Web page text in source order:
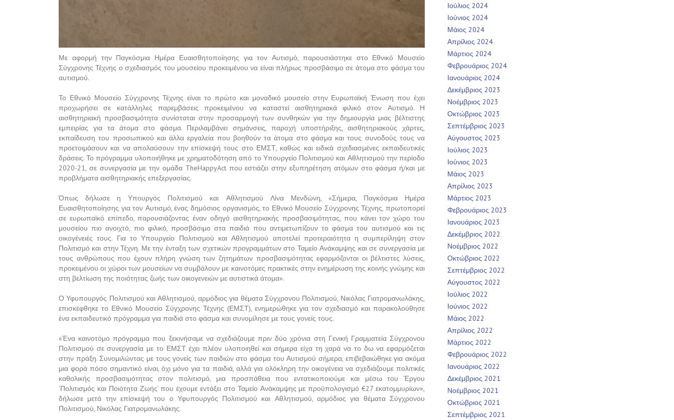
Με αφορμή την Παγκόσμια Ημέρα Ευαισθητοποίησης για τον Αυτισμό, παρουσιάστηκε στο Εθνικό Μουσείο
Σύγχρονης Τέχνης ο σχεδιασμός του μουσείου προκειμένου να είναι πλήρως προσβάσιμο σε άτομα στο φάσμα του
αυτισμού.
Το Εθνικό Μουσείο Σύγχρονης Τέχνης είναι το πρώτο και μοναδικό μουσείο στην Ευρωπαϊκή Ένωση που έχει
προχωρήσει σε κατάλληλες παρεμβάσεις προκειμένου να καταστεί αισθητηριακά φιλικό στον Αυτισμό. Η
αισθητηριακή προσβασιμότητα συνίσταται στην προσαρμογή των συνθηκών για την δημιουργία μιας βέλτιστης
εμπειρίας για τα άτομα στο φάσμα. Περιλαμβάνει σημάνσεις, παροχή υποστήριξης, αισθητηριακούς χάρτες,
εκπαίδευση του προσωπικού και άλλα εργαλεία που βοηθούν τα άτομα στο φάσμα και τους συνοδούς τους να
προετοιμάσουν και να απολαύσουν την επίσκεψή τους στο ΕΜΣΤ, καθώς και ειδικά σχεδιασμένες εκπαιδευτικές
δράσεις. Το πρόγραμμα υλοποιήθηκε με χρηματοδότηση από το Υπουργείο Πολιτισμού και Αθλητισμού την περίοδο
2020-21, σε συνεργασία με την ομάδα TheHappyAct που εστιάζει στην εξυπηρέτηση ατόμων στο φάσμα ή/και με
προβλήματα αισθητηριακής επεξεργασίας.
Όπως δήλωσε η Υπουργός Πολιτισμού και Αθλητισμού Λίνα Μενδώνη, «Σήμερα, Παγκόσμια Ημέρα
Ευαισθητοποίησης για τον Αυτισμό, ένας δημόσιος οργανισμός, το Εθνικό Μουσείο Σύγχρονης Τέχνης, πρωτοπορεί
σε ευρωπαϊκό επίπεδο, παρουσιάζοντας έναν οδηγό αισθητηριακής προσβασιμότητας, που κάνει τον χώρο του
μουσείου πιο ανοιχτό, πιο φιλικό, προσβάσιμο στα παιδιά που αντιμετωπίζουν το φάσμα του αυτισμού και τις
οικογένειές τους. Για το Υπουργείο Πολιτισμού και Αθλητισμού αποτελεί προτεραιότητα η συμπερίληψη στον
Πολιτισμό και στην Τέχνη. Με την ένταξη των σχετικών προγραμμάτων στο Ταμείο Ανάκαμψης και σε συνεργασία με
τους ανθρώπους που έχουν πλήρη γνώση των ζητημάτων προσβασιμότητας εφαρμόζονται οι βέλτιστες λύσεις,
προκειμένου οι χώροι των μουσείων να συμβάλουν με καινοτόμες πρακτικές στην ενημέρωση της κοινής γνώμης και
στη βελτίωση της ποιότητας ζωής των οικογενειών με αυτιστικά άτομα».
Ο Υφυπουργός Πολιτισμού και Αθλητισμού, αρμόδιος για θέματα Σύγχρονου Πολιτισμού, Νικόλας Γιατρομανωλάκης,
επισκέφθηκε το Εθνικό Μουσείο Σύγχρονης Τέχνης (ΕΜΣΤ), ενημερώθηκε για τον σχεδιασμό και παρακολούθησε
ένα εκπαιδευτικό πρόγραμμα για παιδιά στο φάσμα και συνομίλησε με τους γονείς τους.
«Ένα καινοτόμο πρόγραμμα που ξεκινήσαμε να σχεδιάζουμε πριν δύο χρόνια στη Γενική Γραμματεία Σύγχρονου
Πολιτισμού σε συνεργασία με το ΕΜΣΤ έχει πλέον υλοποιηθεί και σήμερα είχα τη χαρά να το δω να εφαρμόζεται
στην πράξη. Συνομιλώντας με τους γονείς των παιδιών στο φάσμα του Αυτισμού σήμερα, επιβεβαιώθηκε για ακόμα
μια φορά πόσο σημαντικό είναι, όχι μόνο για τα παιδιά, αλλά για ολόκληρη την οικογένεια να σχεδιάζουμε πολιτικές
καθολικής προσβασιμότητας στον πολιτισμό, μια προσπάθεια που εντατικοποιούμε και μέσω του Έργου
‘Πολιτισμός και Ποιότητα Ζωής’ που έχουμε εντάξει στο Ταμείο Ανάκαμψης με προϋπολογισμό €27 εκατομμυρίων»,
δήλωσε μετά την επίσκεψή του ο Υφυπουργός Πολιτισμού και Αθλητισμού, αρμόδιος για θέματα Σύγχρονου
Πολιτισμού, Νικόλας Γιατρομανωλάκης.
Ιούλιος 2024
Ιούνιος 2024
Μάιος 2024
Απρίλιος 2024
Μάρτιος 2024
Φεβρουάριος 2024
Ιανουάριος 2024
Δεκέμβριος 2023
Νοέμβριος 2023
Οκτώβριος 2023
Σεπτέμβριος 2023
Αύγουστος 2023
Ιούλιος 2023
Ιούνιος 2023
Μάιος 2023
Απρίλιος 2023
Μάρτιος 2023
Φεβρουάριος 2023
Ιανουάριος 2023
Δεκέμβριος 2022
Νοέμβριος 2022
Οκτώβριος 2022
Σεπτέμβριος 2022
Αύγουστος 2022
Ιούλιος 2022
Ιούνιος 2022
Μάιος 2022
Απρίλιος 2022
Μάρτιος 2022
Φεβρουάριος 2022
Ιανουάριος 2022
Δεκέμβριος 2021
Νοέμβριος 2021
Οκτώβριος 2021
Σεπτέμβριος 2021